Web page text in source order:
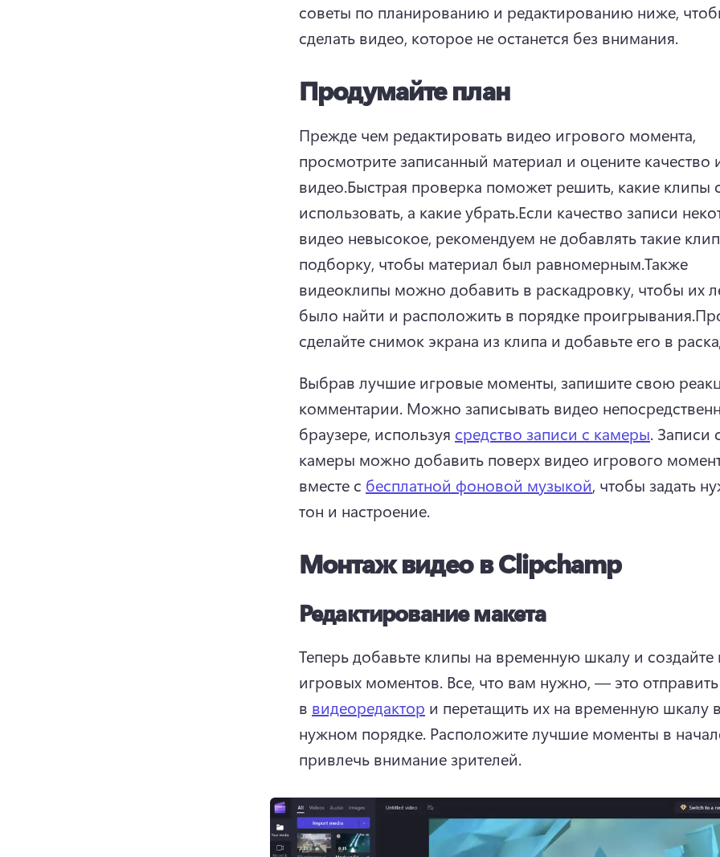
советы по планированию и редактированию ниже,
сделать видео, которое не останется без внимания.
Продумайте план
Прежде чем редактировать видео игрового момента,
просмотрите записанный материал и оцените качество
видео.Быстрая проверка поможет решить, какие клипы
использовать, а какие убрать.Если качество записи
видео невысокое, рекомендуем не добавлять такие
подборку, чтобы материал был равномерным.Также
видеоклипы можно добавить в раскадровку, чтобы их
было найти и расположить в порядке проигрывания.
сделайте снимок экрана из клипа и добавьте его в
Выбрав лучшие игровые моменты, запишите свою
комментарии. Можно записывать видео
браузере, используя средство записи с камеры. Записи
камеры можно добавить поверх видео игрового
вместе с бесплатной фоновой музыкой, чтобы задать
тон и настроение.
Монтаж видео в Clipchamp
Редактирование макета
Теперь добавьте клипы на временную шкалу и создайте
игровых моментов. Все, что вам нужно, — это
в видеоредактор и перетащить их на временную шкалу в
нужном порядке. Расположите лучшие моменты в
привлечь внимание зрителей.